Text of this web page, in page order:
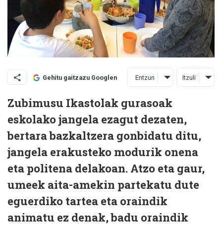
Gehitu gaitzazu Googlen Entzun Itzuli
Zubimusu Ikastolak gurasoak
eskolako jangela ezagut dezaten,
bertara bazkaltzera gonbidatu ditu,
jangela erakusteko modurik onena
eta politena delakoan. Atzo eta gaur,
umeek aita-amekin partekatu dute
eguerdiko tartea eta oraindik
animatu ez denak, badu oraindik